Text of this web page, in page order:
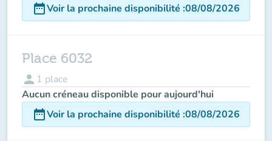
date_rangeVoir la prochaine disponibilité :08/08/2026
Place 6032
person 1 place
Aucun créneau disponible pour aujourd'hui
date_rangeVoir la prochaine disponibilité :08/08/2026